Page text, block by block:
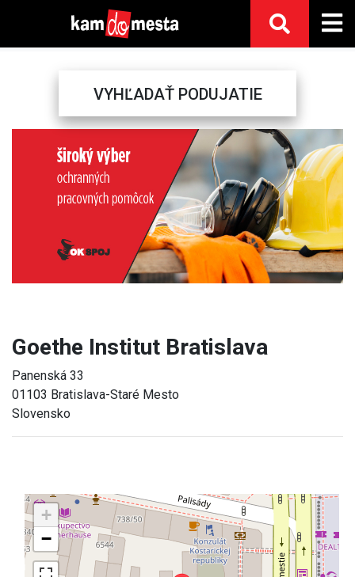
VYHĽADAŤ PODUJATIE
Next
Goethe Institut Bratislava
Panenská 33
01103 Bratislava-Staré Mesto
Slovensko
+
−